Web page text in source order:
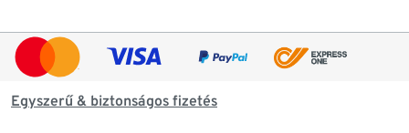
Egyszerű & biztonságos fizetés